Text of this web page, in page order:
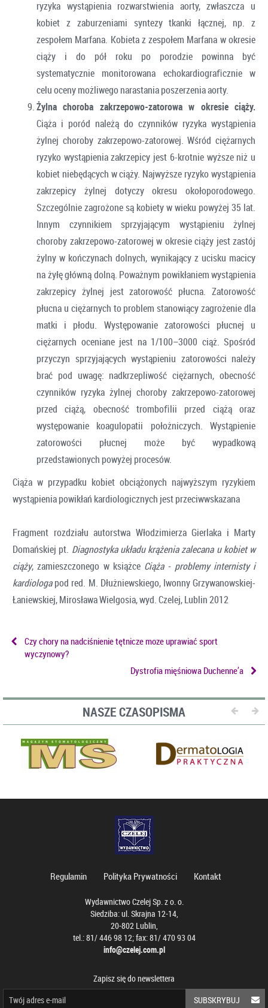
ryzyka wystąpienia rozwarstwienia aorty, zwłaszcza u
kobiet z zaburzeniami syntezy tkanki łącznej, np. z
zespołem Marfana. Kobieta z zespołem Marfana w okresie
ciąży i do pół roku po porodzie powinna być
systematycznie monitorowana echokardiograﬁcznie w
celu oceny możliwego narastania poszerzenia aorty.
Żylna choroba zakrzepowo-zatorowa w okresie ciąży.
Ciąża i poród należą do czynników ryzyka wystąpienia
żylnej choroby zakrzepowo-zatorowej. Wśród ciężarnych
ryzyko wystąpienia zakrzepicy jest 6-krotnie wyższe niż u
kobiet niebędących w ciąży. Najwyższe ryzyko wystąpienia
zakrzepicy żylnej dotyczy okresu okołoporodowego.
Szczególnie zagrożone są kobiety w wieku powyżej 35 lat.
Innym czynnikiem sprzyjającym wystąpieniu żylnej
choroby zakrzepowo-zatorowej w okresie ciąży jest zastój
żylny w kończynach dolnych, wynikający z ucisku macicy
na żyłę główną dolną. Poważnym powikłaniem wystąpienia
zakrzepicy żylnej jest zatorowość płucna. Zatorowość
płucna u ciężarnych to problem stanowiący zagrożenie dla
matki i płodu. Występowanie zatorowości płucnej u
ciężarnych oceniane jest na 1/100–3000 ciąż. Spośród
przyczyn sprzyjających wystąpieniu zatorowości należy
brać pod uwagę: nadkrzepliwość ciężarnych, obecność
czynników ryzyka żylnej choroby zakrzepowo-zatorowej
przed ciążą, obecność tromboﬁlii przed ciążą oraz
występowanie koagulopatii położniczych. Wystąpienie
zatorowości płucnej może być wypadkową
przedstawionych powyżej procesów.
Ciąża w przypadku kobiet obciążonych najwyższym ryzykiem
wystąpienia powikłań kardiologicznych jest przeciwwskazana
Fragment rozdziału autorstwa Włodzimierza Gierlaka i Marty
Domańskiej pt. Diagnostyka układu krążenia zalecana u kobiet w
ciąży, zamieszczonego w książce Ciąża - problemy internisty i
kardiologapod red. M. Dłużniewskiego, Iwonny Grzywanowskiej-
Łaniewskiej, Mirosława Wielgosia, wyd. Czelej, Lublin 2012
Czy chory na nadciśnienie tętnicze moze uprawiać sport
wyczynowy?
Dystrofia mięśniowa Duchenne’a
NASZE CZASOPISMA
Regulamin Polityka Prywatności Kontakt
Wydawnictwo Czelej Sp. z o. o.
Siedziba: ul. Skrajna 12-14,
20-802 Lublin,
tel.: 81/ 446 98 12; fax: 81/ 470 93 04
info@czelej.com.pl
Zapisz się do newslettera
SUBSKRYBUJ